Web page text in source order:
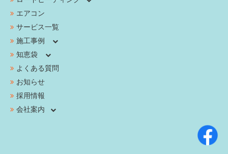
エアコン
サービス一覧
施工事例
知恵袋
よくある質問
お知らせ
採用情報
会社案内